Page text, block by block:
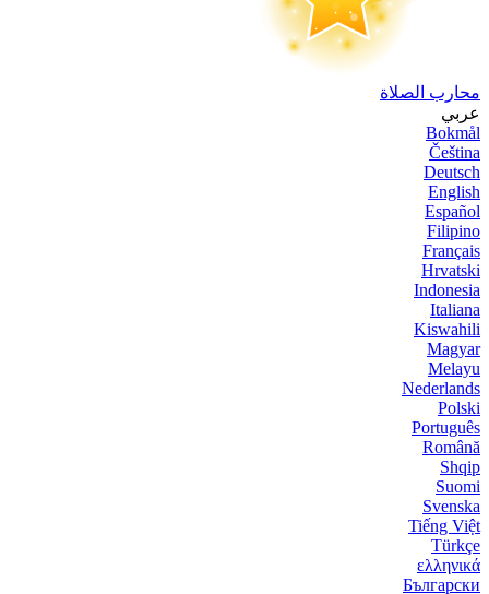
محارب الصلاة
عربي
Bokmål
Čeština
Deutsch
English
Español
Filipino
Français
Hrvatski
Indonesia
Italiana
Kiswahili
Magyar
Melayu
Nederlands
Polski
Português
Română
Shqip
Suomi
Svenska
Tiếng Việt
Türkçe
ελληνικά
Български